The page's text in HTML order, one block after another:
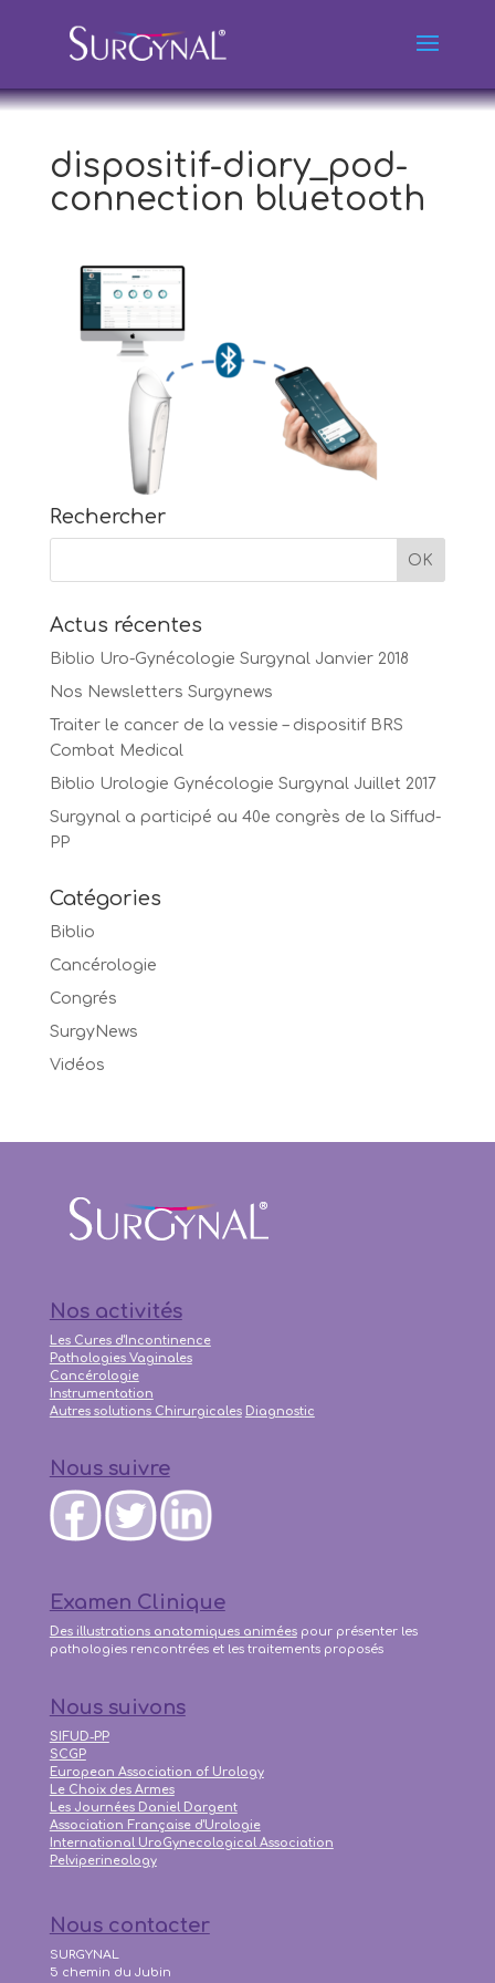
dispositif-diary_pod-
connection bluetooth
Rechercher
Actus récentes
Biblio Uro-Gynécologie Surgynal Janvier 2018
Nos Newsletters Surgynews
Traiter le cancer de la vessie – dispositif BRS
Combat Medical
Biblio Urologie Gynécologie Surgynal Juillet 2017
Surgynal a participé au 40e congrès de la Siffud-
PP
Catégories
Biblio
Cancérologie
Congrés
SurgyNews
Vidéos
Nos activités
Les Cures d'Incontinence
Pathologies Vaginales
Cancérologie
Instrumentation
Autres solutions Chirurgicales Diagnostic
Nous suivre
Examen Clinique
Des illustrations anatomiques animéespour présenter les
pathologies rencontrées et les traitements proposés
Nous suivons
SIFUD-PP
SCGP
European Association of Urology
Le Choix des Armes
Les Journées Daniel Dargent
Association Française d'Urologie
International UroGynecological Association
Pelviperineology
Nous contacter
SURGYNAL
5 chemin du Jubin